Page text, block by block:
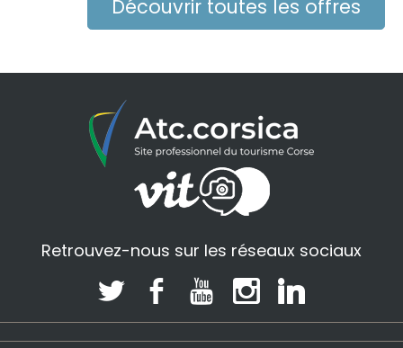
Découvrir toutes les offres
Retrouvez-nous sur les réseaux sociaux